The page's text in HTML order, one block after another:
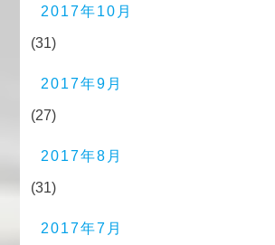
2017年10月
(31)
2017年9月
(27)
2017年8月
(31)
2017年7月